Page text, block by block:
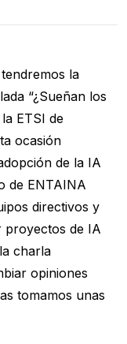
la
“¿Sueñan los
ETSI de
ocasión
de la IA
de ENTAINA
directivos y
proyectos de IA
charla
opiniones
tomamos unas